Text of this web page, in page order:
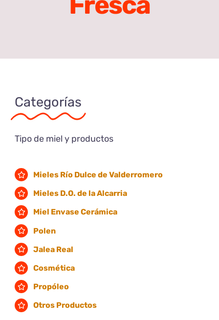
Categorías
Tipo de miel y productos
Mieles Río Dulce de Valderromero
Mieles D.O. de la Alcarria
Miel Envase Cerámica
Polen
Jalea Real
Cosmética
Propóleo
Otros Productos